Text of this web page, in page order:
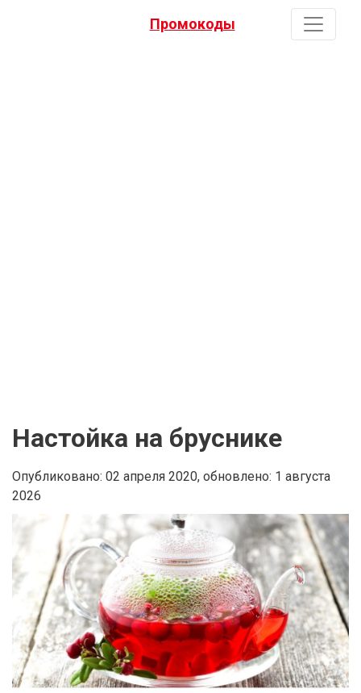
Промокоды
Настойка на бруснике
Опубликовано: 02 апреля 2020, обновлено: 1 августа
2026